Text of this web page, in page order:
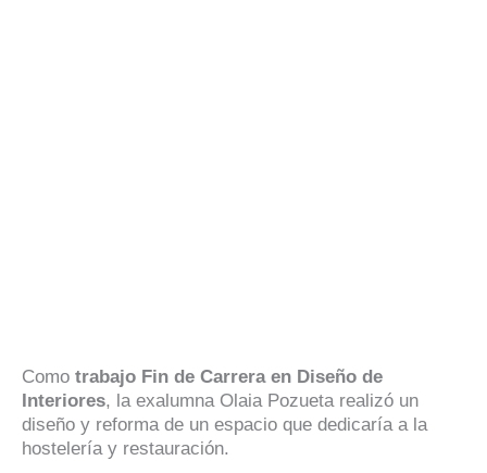
Como trabajo Fin de Carrera en Diseño de
Interiores, la exalumna Olaia Pozueta realizó un
diseño y reforma de un espacio que dedicaría a la
hostelería y restauración.